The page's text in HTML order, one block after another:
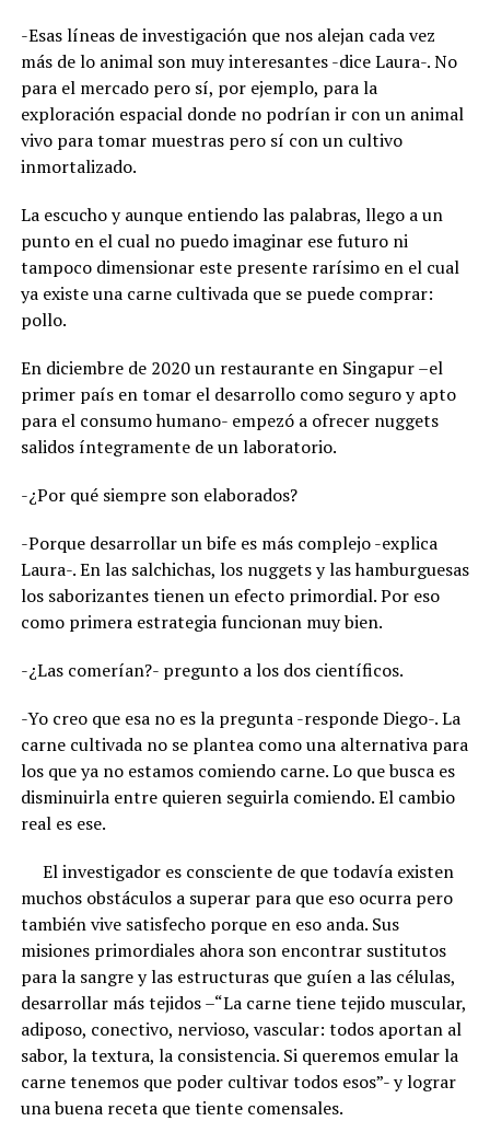
-Esas líneas de investigación que nos alejan cada vez
más de lo animal son muy interesantes -dice Laura-. No
para el mercado pero sí, por ejemplo, para la
exploración espacial donde no podrían ir con un animal
vivo para tomar muestras pero sí con un cultivo
inmortalizado.
La escucho y aunque entiendo las palabras, llego a un
punto en el cual no puedo imaginar ese futuro ni
tampoco dimensionar este presente rarísimo en el cual
ya existe una carne cultivada que se puede comprar:
pollo.
En diciembre de 2020 un restaurante en Singapur –el
primer país en tomar el desarrollo como seguro y apto
para el consumo humano- empezó a ofrecer nuggets
salidos íntegramente de un laboratorio.
-¿Por qué siempre son elaborados?
-Porque desarrollar un bife es más complejo -explica
Laura-. En las salchichas, los nuggets y las hamburguesas
los saborizantes tienen un efecto primordial. Por eso
como primera estrategia funcionan muy bien.
-¿Las comerían?- pregunto a los dos científicos.
-Yo creo que esa no es la pregunta -responde Diego-. La
carne cultivada no se plantea como una alternativa para
los que ya no estamos comiendo carne. Lo que busca es
disminuirla entre quieren seguirla comiendo. El cambio
real es ese.
El investigador es consciente de que todavía existen
muchos obstáculos a superar para que eso ocurra pero
también vive satisfecho porque en eso anda. Sus
misiones primordiales ahora son encontrar sustitutos
para la sangre y las estructuras que guíen a las células,
desarrollar más tejidos –“La carne tiene tejido muscular,
adiposo, conectivo, nervioso, vascular: todos aportan al
sabor, la textura, la consistencia. Si queremos emular la
carne tenemos que poder cultivar todos esos”- y lograr
una buena receta que tiente comensales.